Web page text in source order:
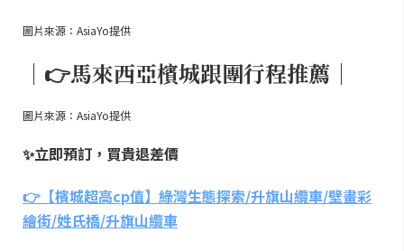
圖片來源：AsiaYo提供
｜👉馬來西亞檳城跟團行程推薦｜
圖片來源：AsiaYo提供
✨立即預訂，買貴退差價
👉【檳城超高cp值】綠灣生態探索/升旗山纜車/壁畫彩
繪街/姓氏橋/升旗山纜車